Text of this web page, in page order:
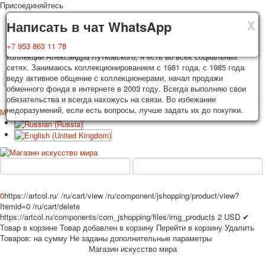
X
Доставка
Колоды, почтовые открытки тщательно упаковываются и
отправляются в течении 3-4 рабочих дней после оплаты.
Исключение: репринт под заказ, такие колоды карт отправляются в
течении 7-8 рабочих дней. Отправка осуществляется почтой России
с треком отслеживания. Цена пересылки зависит от веса и тарифов
почты на момент покупки. По желанию покупателя возможна
отправка СДЕК или другими транспортными компаниями.
X
Гарантия
Вы покупаете колоды игральных карт, почтовые открытки из частной
коллекции Александра Лутковского, я есть во всех социальных
сетях. Занимаюсь коллекционированием с 1981 года, с 1985 года
веду активное общение с коллекционерами, начал продажи
обменного фонда в интернете в 2003 году. Всегда выполняю свои
обязательства и всегда нахожусь на связи. Во избежание
недоразумений, если есть вопросы, лучше задать их до покупки.
X
Написать в чат WhatsApp
+7 953 863 11 78
Присоединяйтесь
TPL_PROTOSTAR_TOGGLE_MENU
Главная Игральные карты Открытки
Меню
Главная
Игральные карты
Классические
Эротические рисунки
Рекламные
Пин-ап
Политические
Нестандартные
Исторические личности
Войти
0https://artcol.ru/ /ru/cart/view /ru/component/jshopping/product/view?
Itemid=0 /ru/cart/delete
https://artcol.ru/components/com_jshopping/files/img_products 2 USD ✔
Товар в корзине Товар добавлен в корзину Перейти в корзину Удалить
Товаров: на сумму Не заданы дополнительные параметры
Магазин искусство мира